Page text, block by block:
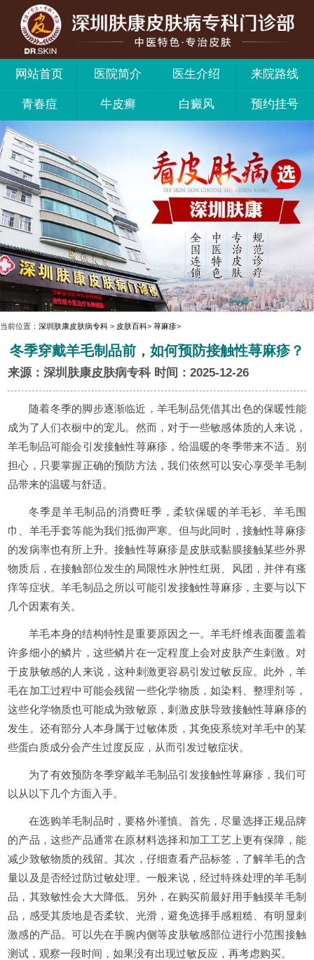
网站首页 医院简介 医生介绍 来院路线
青春痘 牛皮癣 白癜风 预约挂号
当前位置： 深圳肤康皮肤病专科 > 皮肤百科> 荨麻疹>
冬季穿戴羊毛制品前，如何预防接触性荨麻疹？
来源：深圳肤康皮肤病专科 时间：2025-12-26
随着冬季的脚步逐渐临近，羊毛制品凭借其出色的保暖性能
成为了人们衣橱中的宠儿。然而，对于一些敏感体质的人来说，
羊毛制品可能会引发接触性荨麻疹，给温暖的冬季带来不适。别
担心，只要掌握正确的预防方法，我们依然可以安心享受羊毛制
品带来的温暖与舒适。
冬季是羊毛制品的消费旺季，柔软保暖的羊毛衫、羊毛围
巾、羊毛手套等能为我们抵御严寒。但与此同时，接触性荨麻疹
的发病率也有所上升。接触性荨麻疹是皮肤或黏膜接触某些外界
物质后，在接触部位发生的局限性水肿性红斑、风团，并伴有瘙
痒等症状。羊毛制品之所以可能引发接触性荨麻疹，主要与以下
几个因素有关。
羊毛本身的结构特性是重要原因之一。羊毛纤维表面覆盖着
许多细小的鳞片，这些鳞片在一定程度上会对皮肤产生刺激。对
于皮肤敏感的人来说，这种刺激更容易引发过敏反应。此外，羊
毛在加工过程中可能会残留一些化学物质，如染料、整理剂等，
这些化学物质也可能成为致敏原，刺激皮肤导致接触性荨麻疹的
发生。还有部分人本身属于过敏体质，其免疫系统对羊毛中的某
些蛋白质成分会产生过度反应，从而引发过敏症状。
为了有效预防冬季穿戴羊毛制品引发接触性荨麻疹，我们可
以从以下几个方面入手。
在选购羊毛制品时，要格外谨慎。首先，尽量选择正规品牌
的产品，这些产品通常在原材料选择和加工工艺上更有保障，能
减少致敏物质的残留。其次，仔细查看产品标签，了解羊毛的含
量以及是否经过防过敏处理。一般来说，经过特殊处理的羊毛制
品，其致敏性会大大降低。另外，在购买前最好用手触摸羊毛制
品，感受其质地是否柔软、光滑，避免选择手感粗糙、有明显刺
激感的产品。可以先在手腕内侧等皮肤敏感部位进行小范围接触
测试，观察一段时间，如果没有出现过敏反应，再考虑购买。